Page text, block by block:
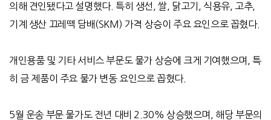
의해 견인됐다고 설명했다. 특히 생선 ,쌀, 닭고기 식용유, 고추,
기계 생산 끄레떽 담배(SKM) 가격 상승이 주요 요인으로 꼽혔다.
개인용품 및 기타 서비스 부문도 물가 상승에 크게 기여했으며
특
히 금 제품이 주요 물가 변동 요인으로 꼽혔다.
5월 운송 부문 물가도 전년 대비 2.30%상승했으며
해당 부문의